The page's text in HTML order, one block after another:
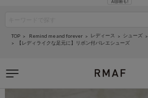
TOP Remind me and forever レディース シューズ
【レディライクな足元に】リボン付バレエシューズ